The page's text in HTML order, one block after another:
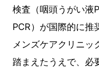
検査（咽頭うがい液
PCR）が国際的に推
メンズケアクリニッ
踏まえたうえで、必